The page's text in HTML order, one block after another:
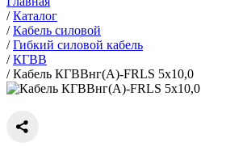
/Каталог
/Кабель силовой
/Гибкий силовой кабель
/КГВВ
/Кабель КГВВнг(А)-FRLS 5х10,0